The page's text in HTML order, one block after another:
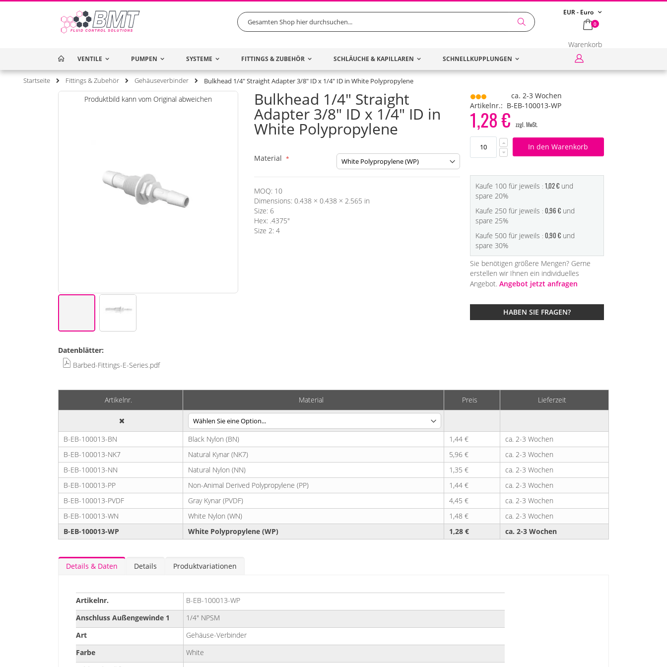
Warenkorb
0items
Search
Währung
EUR - Euro
HOME
VENTILE PUMPEN SYSTEME FITTINGS & ZUBEHÖR SCHLÄUCHE & KAPILLAREN SCHNELLKUPPLUNGEN
Startseite Fittings & Zubehör Gehäuseverbinder Bulkhead 1/4" Straight Adapter 3/8" ID x 1/4" ID in White Polypropylene
Zum
Produktbild kann vom Original abweichen
Anfang
der
Bildgalerie
Datenblätter:
Barbed-Fittings-E-Series.pdf
Bulkhead 1/4" Straight
Adapter 3/8" ID x 1/4" ID in
White Polypropylene
Material
MOQ: 10
Dimensions: 0.438 × 0.438 × 2.565 in
Size: 6
Hex: .4375"
Size 2: 4
ca. 2-3 Wochen
Artikelnr.
B-EB-100013-WP
1,28 €
In den Warenkorb
Kaufe 100 für jeweils 1,02 €und
spare 20%
Kaufe 250 für jeweils 0,96 €und
spare 25%
Kaufe 500 für jeweils 0,90 €und
spare 30%
Sie benötigen größere Mengen? Gerne
erstellen wir Ihnen ein individuelles
Angebot. Angebot jetzt anfragen
HABEN SIE FRAGEN?
Artikelnr. Material Preis Lieferzeit
B-EB-100013-BN Black Nylon (BN) 1,44 €
ca. 2-3 Wochen
B-EB-100013-NK7
Natural Kynar (NK7) 5,96 €
ca. 2-3 Wochen
B-EB-100013-NN
Natural Nylon (NN) 1,35 €
ca. 2-3 Wochen
B-EB-100013-PP
Non-Animal Derived Polypropylene (PP) 1,44 €
ca. 2-3 Wochen
B-EB-100013-PVDF
Gray Kynar (PVDF) 4,45 €
ca. 2-3 Wochen
B-EB-100013-WN
White Nylon (WN) 1,48 €
ca. 2-3 Wochen
B-EB-100013-WP
White Polypropylene (WP) 1,28 € ca. 2-3 Wochen
Details & Daten Details Produktvariationen
Details
Daten
Artikelnr.
B-EB-100013-WP
Anschluss Außengewinde 1
1/4" NPSM
Art
Gehäuse-Verbinder
Farbe
White